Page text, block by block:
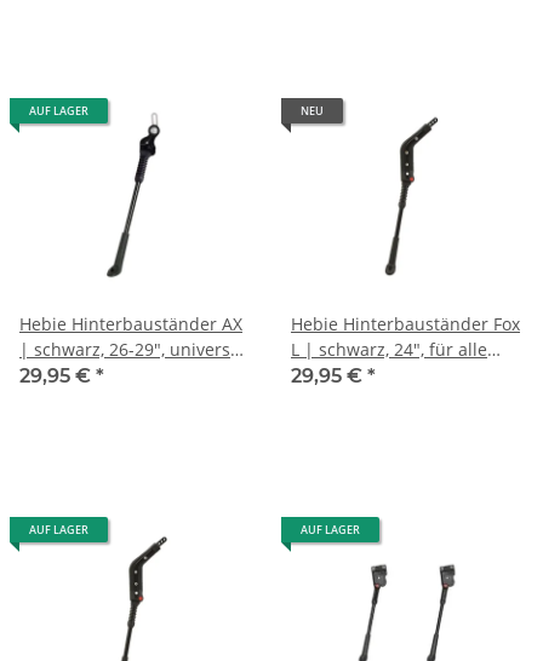
AUF LAGER
Hebie Hinterbauständer AX
| schwarz, 26-29", universal
auf HR-Achse
29,95 € *
NEU
Hebie Hinterbauständer Fox
L | schwarz, 24", für alle
Rahmenformen
29,95 € *
AUF LAGER AUF LAGER